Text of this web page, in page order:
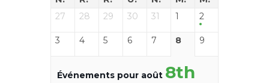
27 28 29 30 31 1 2
3 4 5 6 7 8 9
Événements pour août 8th